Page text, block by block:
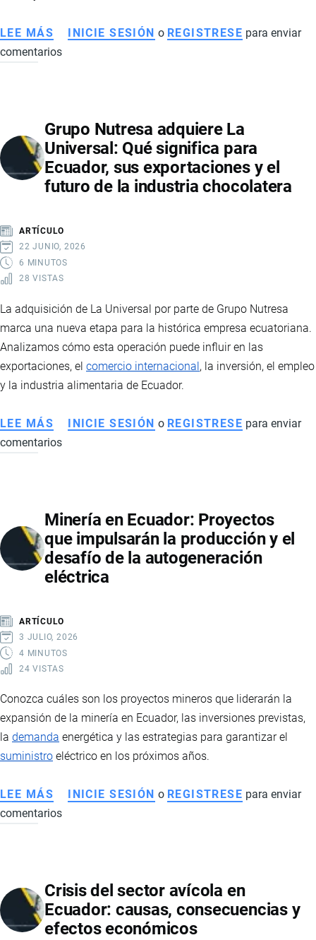
LEE MÁS SOBRE
AUTOS
EL
MERCADO
VIVE
UN
IMPULSADO
POR
MARCAS
TENDENCIAS
INICIE SESIÓN o REGISTRESE para enviar
comentarios
Grupo Nutresa adquiere La
Universal: Qué significa para
Ecuador, sus exportaciones y el
futuro de la industria chocolatera
ARTÍCULO
22 JUNIO, 2026
6 MINUTOS
28 VISTAS
La adquisición de La Universal por parte de Grupo Nutresa
marca una nueva etapa para la histórica empresa ecuatoriana.
Analizamos cómo esta operación puede influir en las
exportaciones, el comercio internacional, la inversión, el empleo
y la industria alimentaria de Ecuador.
LEE MÁS SOBRE
GRUPO
UNIVERSAL:
QUÉ
SIGNIFICA
PARA
EXPORTACIONES
Y
EL
INDUSTRIA
CHOCOLATERA
INICIE SESIÓN o REGISTRESE para enviar
comentarios
Minería en Ecuador: Proyectos
que impulsarán la producción y el
desafío de la autogeneración
eléctrica
ARTÍCULO
3 JULIO, 2026
4 MINUTOS
24 VISTAS
Conozca cuáles son los proyectos mineros que liderarán la
expansión de la minería en Ecuador, las inversiones previstas,
la demanda energética y las estrategias para garantizar el
suministro eléctrico en los próximos años.
LEE MÁS SOBRE
MINERÍA
QUE
IMPULSARÁN
LA
INICIE SESIÓN o REGISTRESE para enviar
comentarios
Crisis del sector avícola en
Ecuador: causas, consecuencias y
efectos económicos